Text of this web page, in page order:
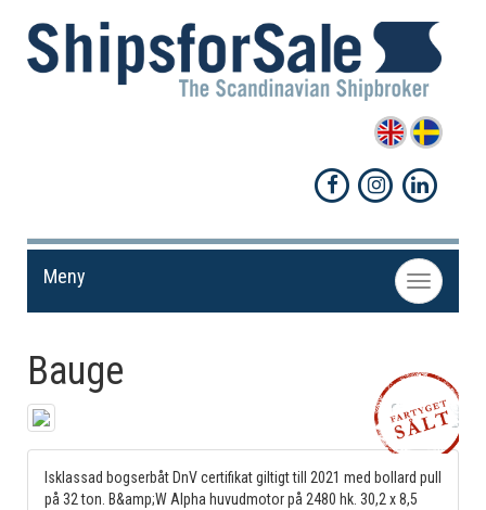
Toggle
navigation
Meny
Bauge
Dela!
Isklassad bogserbåt DnV certifikat giltigt till 2021 med bollard pull
på 32 ton. B&amp;W Alpha huvudmotor på 2480 hk. 30,2 x 8,5